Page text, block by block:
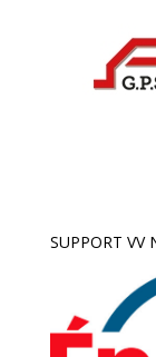
SUPPORT VV